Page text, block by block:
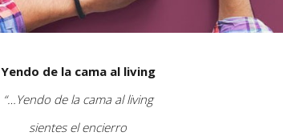
Yendo de la cama al living
“…Yendo de la cama al living
sientes el encierro